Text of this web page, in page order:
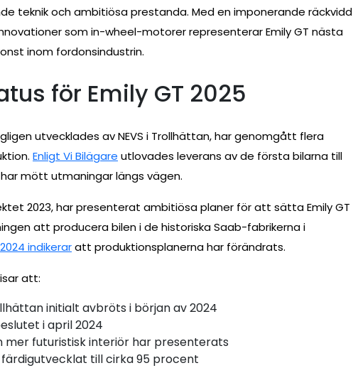
teknik och ambitiösa prestanda. Med en imponerande räckvidd
som in-wheel-motorer representerar Emily GT nästa
inom fordonsindustrin.
för Emily GT 2025
utvecklades av NEVS i Trollhättan, har genomgått flera
Enligt Vi Bilägare utlovades leverans av de första bilarna till
mött utmaningar längs vägen.
2023, har presenterat ambitiösa planer för att sätta Emily GT
att producera bilen i de historiska Saab-fabrikerna i
indikeraratt produktionsplanerna har förändrats.
att:
initialt avbröts i början av 2024
i april 2024
mer futuristisk interiör har presenterats
till cirka 95 procent